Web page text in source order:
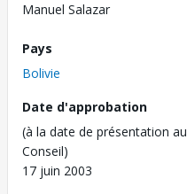
Manuel Salazar
Pays
Bolivie
Date d'approbation
(à la date de présentation au
Conseil)
17 juin 2003